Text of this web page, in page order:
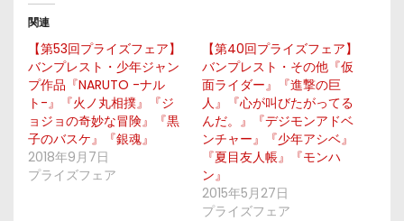
関連
【第53回プライズフェア】
バンプレスト・少年ジャン
プ作品『NARUTO -ナル
ト-』『火ノ丸相撲』『ジ
ョジョの奇妙な冒険』『黒
子のバスケ』『銀魂』
2018年9月7日
プライズフェア
【第40回プライズフェア】
バンプレスト・その他『仮
面ライダー』『進撃の巨
人』『心が叫びたがってる
んだ。』『デジモンアドベ
ンチャー』『少年アシベ』
『夏目友人帳』『モンハ
ン』
2015年5月27日
プライズフェア